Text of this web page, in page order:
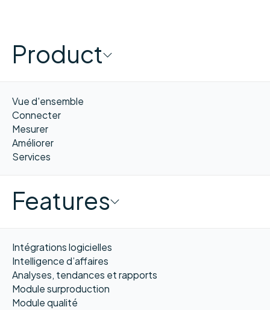
Product
Vue d'ensemble
Connecter
Mesurer
Améliorer
Services
Features
Intégrations logicielles
Intelligence d’affaires
Analyses, tendances et rapports
Module surproduction
Module qualité